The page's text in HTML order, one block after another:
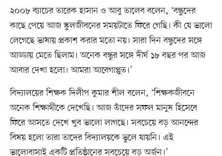
২০০৮ ব্যাচের তারেক হাসান ও আবু তালেব বলেন, ‘বন্ধুদের
কাছে পেয়ে আজ স্কুলজীবনের সময়টাতে ফিরে গেছি। কী যে ভালো
লেগেছে ভাষায় প্রকাশ করার মতো নয়। সারা দিন বন্ধুদের সঙ্গে
আড্ডায় মেতে ছিলাম। অনেক বন্ধুর সঙ্গে দীর্ঘ ১৮ বছর পর আজ
আবার দেখা হলো। আমরা আবেগাপ্লুত।’
বিদ্যালয়ের শিক্ষক দিলীপ কুমার শীল বলেন, ‘শিক্ষকজীবনে
অনেক শিক্ষার্থীকে দেখেছি। আজ তাঁদের সফল মানুষ হিসেবে
ফিরে আসতে দেখে খুব ভালো লাগছে। সবচেয়ে বড় আনন্দের
বিষয় হলো তারা তাদের বিদ্যালয়কে ভুলে যায়নি। এই
ভালোবাসাই একটি প্রতিষ্ঠানের সবচেয়ে বড় অর্জন।’